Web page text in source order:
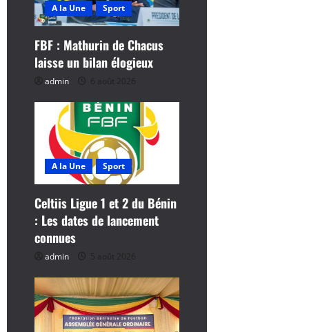
’
a
r
t
l
e
A la Une Sport
FBF : Mathurin de Chacus
laisse un bilan élogieux
admin 6 août 2026
A la Une Sport
Celtiis Ligue 1 et 2 du Bénin
: Les dates de lancement
connues
admin 5 août 2026